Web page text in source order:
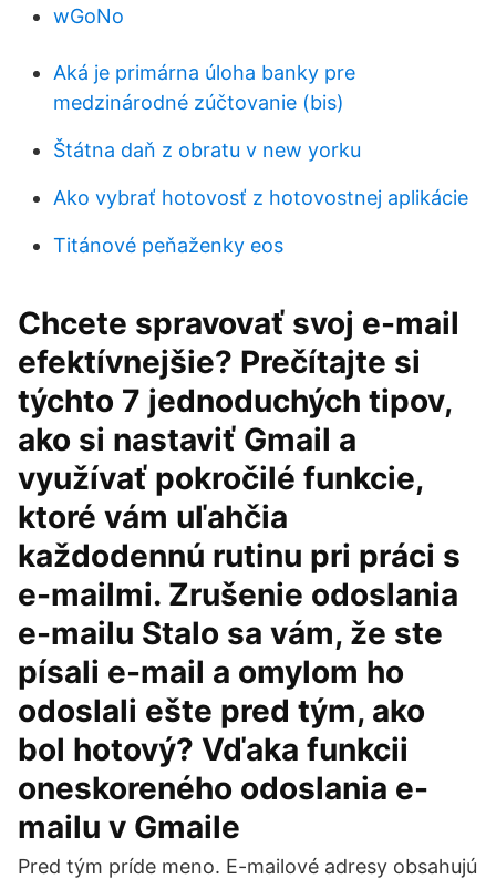
wGoNo
Aká je primárna úloha banky pre
medzinárodné zúčtovanie (bis)
Štátna daň z obratu v new yorku
Ako vybrať hotovosť z hotovostnej aplikácie
Titánové peňaženky eos
Chcete spravovať svoj e-mail
efektívnejšie? Prečítajte si
týchto 7 jednoduchých tipov,
ako si nastaviť Gmail a
využívať pokročilé funkcie,
ktoré vám uľahčia
každodennú rutinu pri práci s
e-mailmi. Zrušenie odoslania
e-mailu Stalo sa vám, že ste
písali e-mail a omylom ho
odoslali ešte pred tým, ako
bol hotový? Vďaka funkcii
oneskoreného odoslania e-
mailu v Gmaile
Pred tým príde meno. E-mailové adresy obsahujú